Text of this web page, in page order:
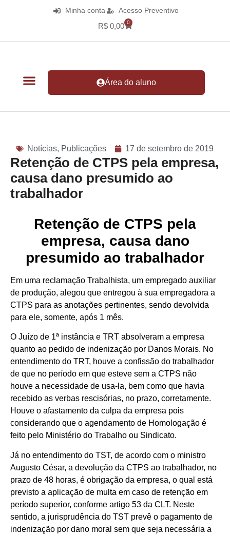
Minha conta Acesso Preventivo
R$ 0,00 0
Área do aluno
Notícias, Publicações 17 de setembro de 2019
Retenção de CTPS pela empresa,
causa dano presumido ao
trabalhador
Retenção de CTPS pela
empresa, causa dano
presumido ao trabalhador
Em uma reclamação Trabalhista, um empregado auxiliar
de produção, alegou que entregou à sua empregadora a
CTPS para as anotações pertinentes, sendo devolvida
para ele, somente, após 1 mês.
O Juízo de 1ª instância e TRT absolveram a empresa
quanto ao pedido de indenização por Danos Morais. No
entendimento do TRT, houve a confissão do trabalhador
de que no período em que esteve sem a CTPS não
houve a necessidade de usa-la, bem como que havia
recebido as verbas rescisórias, no prazo, corretamente.
Houve o afastamento da culpa da empresa pois
considerando que o agendamento de Homologação é
feito pelo Ministério do Trabalho ou Sindicato.
Já no entendimento do TST, de acordo com o ministro
Augusto César, a devolução da CTPS ao trabalhador, no
prazo de 48 horas, é obrigação da empresa, o qual está
previsto a aplicação de multa em caso de retenção em
período superior, conforme artigo 53 da CLT. Neste
sentido, a jurisprudência do TST prevê o pagamento de
indenização por dano moral sem que seja necessária a